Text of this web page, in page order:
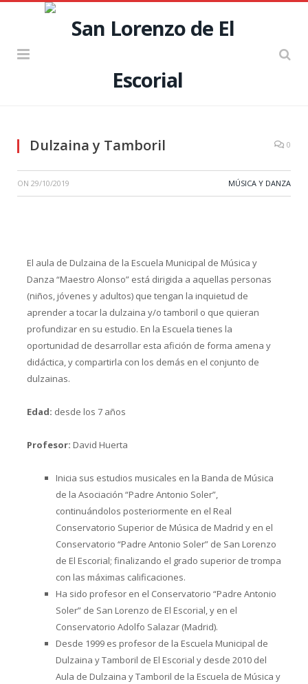
Dulzaina y Tamboril 0
ON 29/10/2019 MÚSICA Y DANZA
El aula de Dulzaina de la Escuela Municipal de Música y
Danza “Maestro Alonso” está dirigida a aquellas personas
(niños, jóvenes y adultos) que tengan la inquietud de
aprender a tocar la dulzaina y/o tamboril o que quieran
profundizar en su estudio. En la Escuela tienes la
oportunidad de desarrollar esta afición de forma amena y
didáctica, y compartirla con los demás en el conjunto de
dulzainas.
Edad: desde los 7 años
Profesor: David Huerta
Inicia sus estudios musicales en la Banda de Música
de la Asociación “Padre Antonio Soler”,
continuándolos posteriormente en el Real
Conservatorio Superior de Música de Madrid y en el
Conservatorio “Padre Antonio Soler” de San Lorenzo
de El Escorial; finalizando el grado superior de trompa
con las máximas calificaciones.
Ha sido profesor en el Conservatorio “Padre Antonio
Soler” de San Lorenzo de El Escorial, y en el
Conservatorio Adolfo Salazar (Madrid).
Desde 1999 es profesor de la Escuela Municipal de
Dulzaina y Tamboril de El Escorial y desde 2010 del
Aula de Dulzaina y Tamboril de la Escuela de Música y